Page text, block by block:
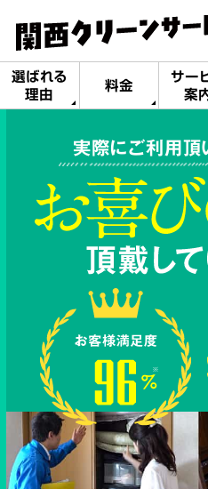
選ばれる
理由
料金
サー
案
実際にご利用頂